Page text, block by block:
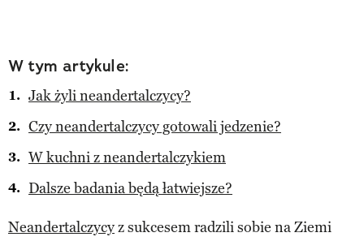
W tym artykule:
Jak żyli neandertalczycy?
Czy neandertalczycy gotowali jedzenie?
W kuchni z neandertalczykiem
Dalsze badania będą łatwiejsze?
Neandertalczycyz sukcesem radzili sobie na Ziemi